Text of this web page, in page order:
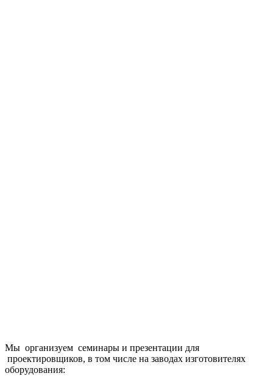
Мы организуем семинары и презентации для
проектировщиков, в том числе на заводах изготовителях
оборудования: